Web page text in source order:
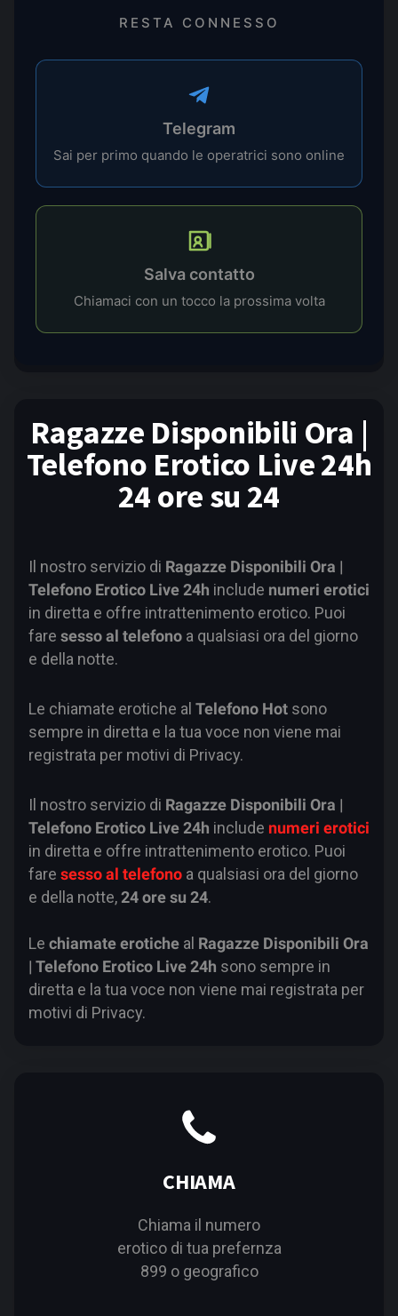
RESTA CONNESSO
Telegram
Sai per primo quando le operatrici sono online
Salva contatto
Chiamaci con un tocco la prossima volta
Ragazze Disponibili Ora |
Telefono Erotico Live 24h
24 ore su 24
Il nostro servizio di Ragazze Disponibili Ora |
Telefono Erotico Live 24h include numeri erotici
in diretta e offre intrattenimento erotico. Puoi
fare sesso al telefono a qualsiasi ora del giorno
e della notte.
Le chiamate erotiche al Telefono Hot sono
sempre in diretta e la tua voce non viene mai
registrata per motivi di Privacy.
Il nostro servizio di Ragazze Disponibili Ora |
Telefono Erotico Live 24h include numeri erotici
in diretta e offre intrattenimento erotico. Puoi
fare sesso al telefono a qualsiasi ora del giorno
e della notte,24 ore su 24.
Le chiamate erotiche al Ragazze Disponibili Ora
| Telefono Erotico Live 24h sono sempre in
diretta e la tua voce non viene mai registrata per
motivi di Privacy.
CHIAMA
Chiama il numero
erotico di tua prefernza
899 o geografico